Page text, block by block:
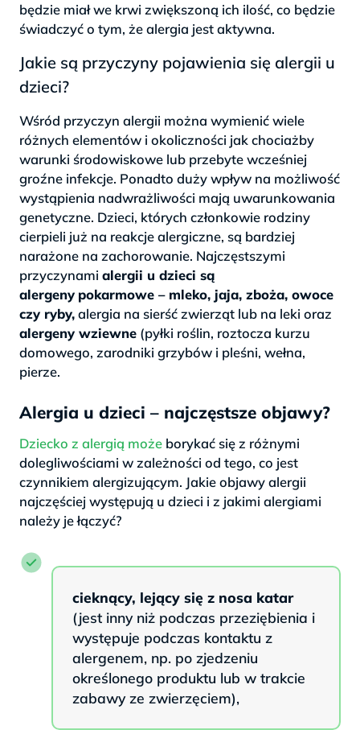
będzie miał we krwi zwiększoną ich ilość, co będzie
świadczyć o tym, że alergia jest aktywna.
Jakie są przyczyny pojawienia się alergii u
dzieci?
Wśród przyczyn alergii można wymienić wiele
różnych elementów i okoliczności jak chociażby
warunki środowiskowe lub przebyte wcześniej
groźne infekcje. Ponadto duży wpływ na możliwość
wystąpienia nadwrażliwości mają uwarunkowania
genetyczne. Dzieci, których członkowie rodziny
cierpieli już na reakcje alergiczne, są bardziej
narażone na zachorowanie. Najczęstszymi
przyczynami alergii u dzieci są
alergeny pokarmowe – mleko, jaja, zboża, owoce
czy ryby,alergia na sierść zwierząt lub na leki oraz
alergeny wziewne (pyłki roślin, roztocza kurzu
domowego, zarodniki grzybów i pleśni, wełna,
pierze.
Alergia u dzieci – najczęstsze objawy?
Dziecko z alergią może borykać się z różnymi
dolegliwościami w zależności od tego, co jest
czynnikiem alergizującym. Jakie objawy alergii
najczęściej występują u dzieci i z jakimi alergiami
należy je łączyć?
cieknący, lejący się z nosa katar
(jest inny niż podczas przeziębienia i
występuje podczas kontaktu z
alergenem, np. po zjedzeniu
określonego produktu lub w trakcie
zabawy ze zwierzęciem),